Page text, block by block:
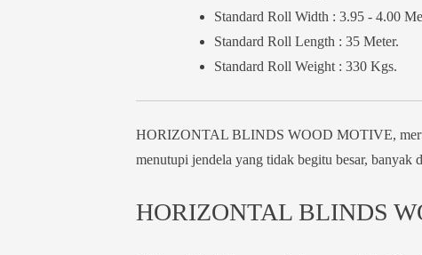
Standard Roll Width : 3.95 - 4.00
Standard Roll Length : 35 Meter.
Standard Roll Weight : 330 Kgs.
HORIZONTAL BLINDS WOOD MOTIVE,
menutupi jendela yang tidak begitu besar, banyak
HORIZONTAL BLINDS